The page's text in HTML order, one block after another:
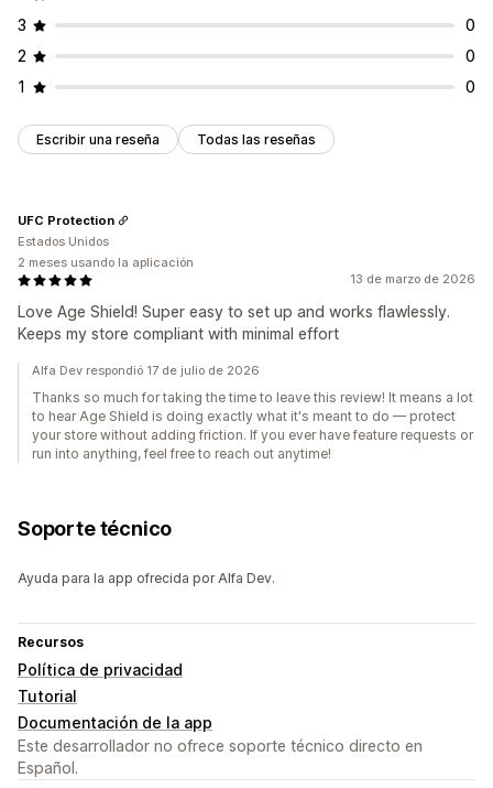
3
0
2
0
1
0
Escribir una reseña Todas las reseñas
13 de marzo de 2026
Love Age Shield! Super easy to set up and works flawlessly.
Keeps my store compliant with minimal effort
UFC Protection
Estados Unidos
2 meses usando la aplicación
Alfa Dev respondió 17 de julio de 2026
Thanks so much for taking the time to leave this review! It means a lot
to hear Age Shield is doing exactly what it's meant to do — protect
your store without adding friction. If you ever have feature requests or
run into anything, feel free to reach out anytime!
Soporte técnico
Ayuda para la app ofrecida por Alfa Dev.
Recursos
Política de privacidad
Tutorial
Documentación de la app
Este desarrollador no ofrece soporte técnico directo en
Español.